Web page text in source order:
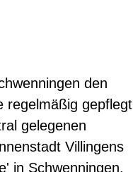
den
regelmäßig gepflegt
gelegenen
Villingens
in Schwenningen,